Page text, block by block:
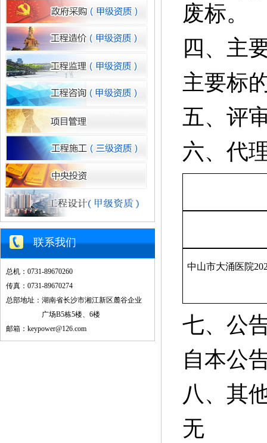
联系我们
总机：0731-89670260
传真：0731-89670274
总部地址：湖南省长沙市湘江新区麓谷企业
广场B5栋5楼、6楼
邮箱：keypower@126.com
废标。
四、主
主要标
五、评
六、代
中山市大涌医院
七、公
自本公
八、其
无